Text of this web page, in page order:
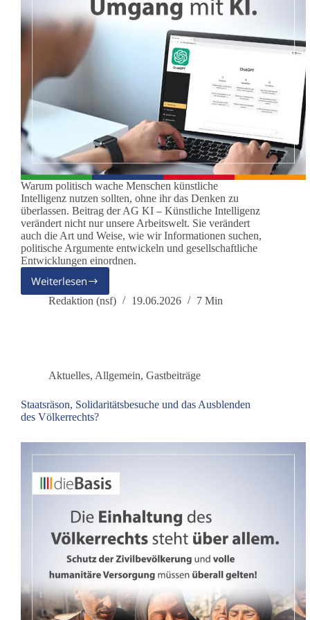
Warum politisch wache Menschen künstliche
Intelligenz nutzen sollten, ohne ihr das Denken zu
überlassen. Beitrag der AG KI – Künstliche Intelligenz
verändert nicht nur unsere Arbeitswelt. Sie verändert
auch die Art und Weise, wie wir Informationen suchen,
politische Argumente entwickeln und gesellschaftliche
Entwicklungen einordnen.
Weiterlesen
Der
Maschinengeist
Redaktion (nsf) 19.06.2026 7 Min
Aktuelles, Allgemein, Gastbeiträge
Staatsräson, Solidaritätsbesuche und das Ausblenden
des Völkerrechts?